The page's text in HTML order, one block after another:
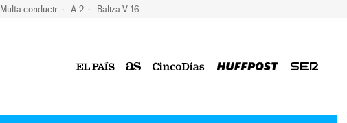
Multa conducir A-2 Baliza V-16